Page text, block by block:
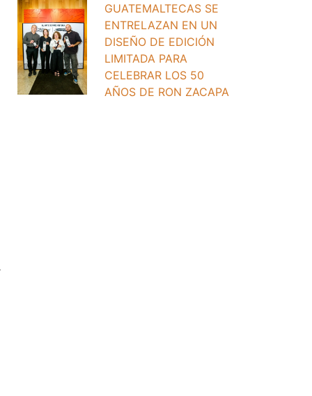
GUATEMALTECAS SE
ENTRELAZAN EN UN
DISEÑO DE EDICIÓN
LIMITADA PARA
CELEBRAR LOS 50
AÑOS DE RON ZACAPA